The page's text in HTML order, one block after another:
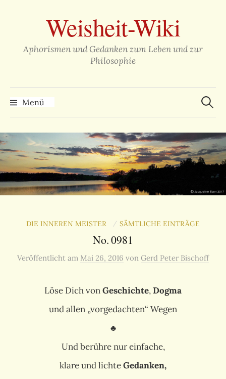
überspringenWeisheit-Wiki
Aphorismen und Gedanken zum Leben und zur
Philosophie
Menü
Suchen
nach:
DIE INNEREN MEISTER / SÄMTLICHE EINTRÄGE
No. 0981
Veröffentlicht am Mai 26, 2016 von Gerd Peter Bischoff
Löse Dich vonGeschichte,Dogma
und allen „vorgedachten“ Wegen
♣
Und berühre nur einfache,
klare und lichteGedanken,